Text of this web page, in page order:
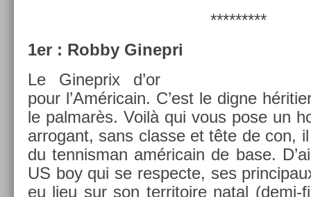
*********
1er : Robby Ginep­ri
Le Ginep­rix d’or
pour l’Américain. C’est le digne
le pal­marès. Voilà qui vous pose un
ar­rogant, sans clas­se et tête de con,
du ten­nisman américain de base.
US boy qui se re­spec­te, ses
eu lieu sur son ter­ritoire natal (demi-